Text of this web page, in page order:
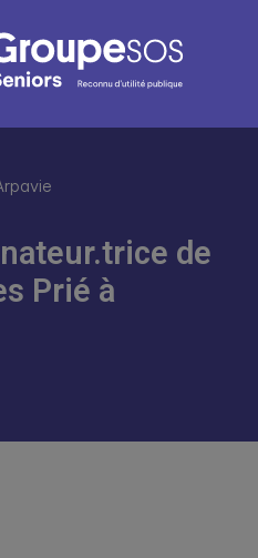
de
Prié à